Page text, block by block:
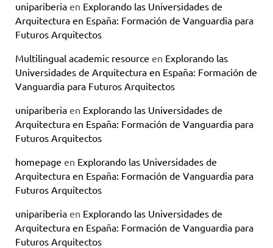
unipariberia en Explorando las Universidades de
Arquitectura en España: Formación de Vanguardia para
Futuros Arquitectos
Multilingual academic resource en Explorando las
Universidades de Arquitectura en España: Formación de
Vanguardia para Futuros Arquitectos
unipariberia en Explorando las Universidades de
Arquitectura en España: Formación de Vanguardia para
Futuros Arquitectos
homepage en Explorando las Universidades de
Arquitectura en España: Formación de Vanguardia para
Futuros Arquitectos
unipariberia en Explorando las Universidades de
Arquitectura en España: Formación de Vanguardia para
Futuros Arquitectos